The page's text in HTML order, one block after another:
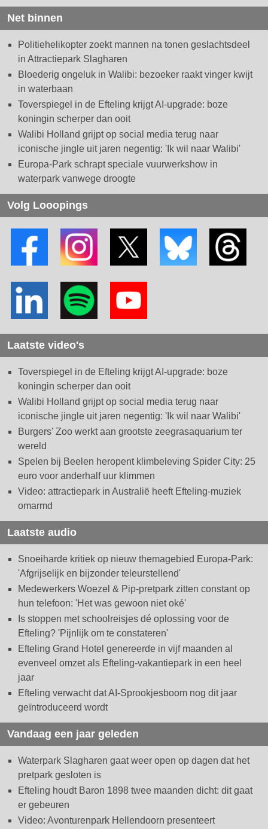
Net binnen
Politiehelikopter zoekt mannen na tonen geslachtsdeel
in Attractiepark Slagharen
Bloederig ongeluk in Walibi: bezoeker raakt vinger kwijt
in waterbaan
Toverspiegel in de Efteling krijgt AI-upgrade: boze
koningin scherper dan ooit
Walibi Holland grijpt op social media terug naar
iconische jingle uit jaren negentig: 'Ik wil naar Walibi'
Europa-Park schrapt speciale vuurwerkshow in
waterpark vanwege droogte
Volg Looopings
Laatste video's
Toverspiegel in de Efteling krijgt AI-upgrade: boze
koningin scherper dan ooit
Walibi Holland grijpt op social media terug naar
iconische jingle uit jaren negentig: 'Ik wil naar Walibi'
Burgers' Zoo werkt aan grootste zeegrasaquarium ter
wereld
Spelen bij Beelen heropent klimbeleving Spider City: 25
euro voor anderhalf uur klimmen
Video: attractiepark in Australië heeft Efteling-muziek
omarmd
Laatste audio
Snoeiharde kritiek op nieuw themagebied Europa-Park:
'Afgrijselijk en bijzonder teleurstellend'
Medewerkers Woezel & Pip-pretpark zitten constant op
hun telefoon: 'Het was gewoon niet oké'
Is stoppen met schoolreisjes dé oplossing voor de
Efteling? 'Pijnlijk om te constateren'
Efteling Grand Hotel genereerde in vijf maanden al
evenveel omzet als Efteling-vakantiepark in een heel
jaar
Efteling verwacht dat AI-Sprookjesboom nog dit jaar
geïntroduceerd wordt
Vandaag een jaar geleden
Waterpark Slagharen gaat weer open op dagen dat het
pretpark gesloten is
Efteling houdt Baron 1898 twee maanden dicht: dit gaat
er gebeuren
Video: Avonturenpark Hellendoorn presenteert